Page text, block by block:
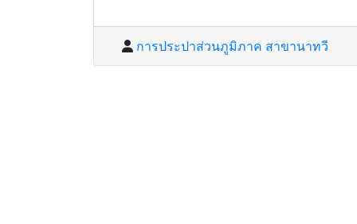
การประปาส่วนภูมิภาค สาขานาทวี